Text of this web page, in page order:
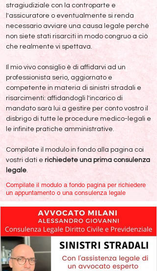
stragiudiziale con la controparte e
l'assicuratore o eventualmente si renda
necessario avviare una causa legale perché
non siete stati risarciti in modo congruo a ciò
che realmente vi spettava.
Il mio vivo consiglio è di affidarvi ad un
professionista serio, aggiornato e
competente in materia di sinistri stradali e
risarcimenti: affidandogli l'incarico di
mandato sarà lui a gestire per conto vostro il
disbrigo di tutte le procedure medico-legali e
le infinite pratiche amministrative.
Compilate il modulo in fondo alla pagina coi
vostri dati e richiedete una prima consulenza
legale.
Compilate il modulo a fondo pagina per richiedere
un appuntamento o una consulenza legale